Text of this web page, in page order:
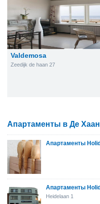
Valdemosa
Zeedijk de haan 27
Апартаменты в Де Хаан
Апартаменты
Апартаменты
Heidelaan 1